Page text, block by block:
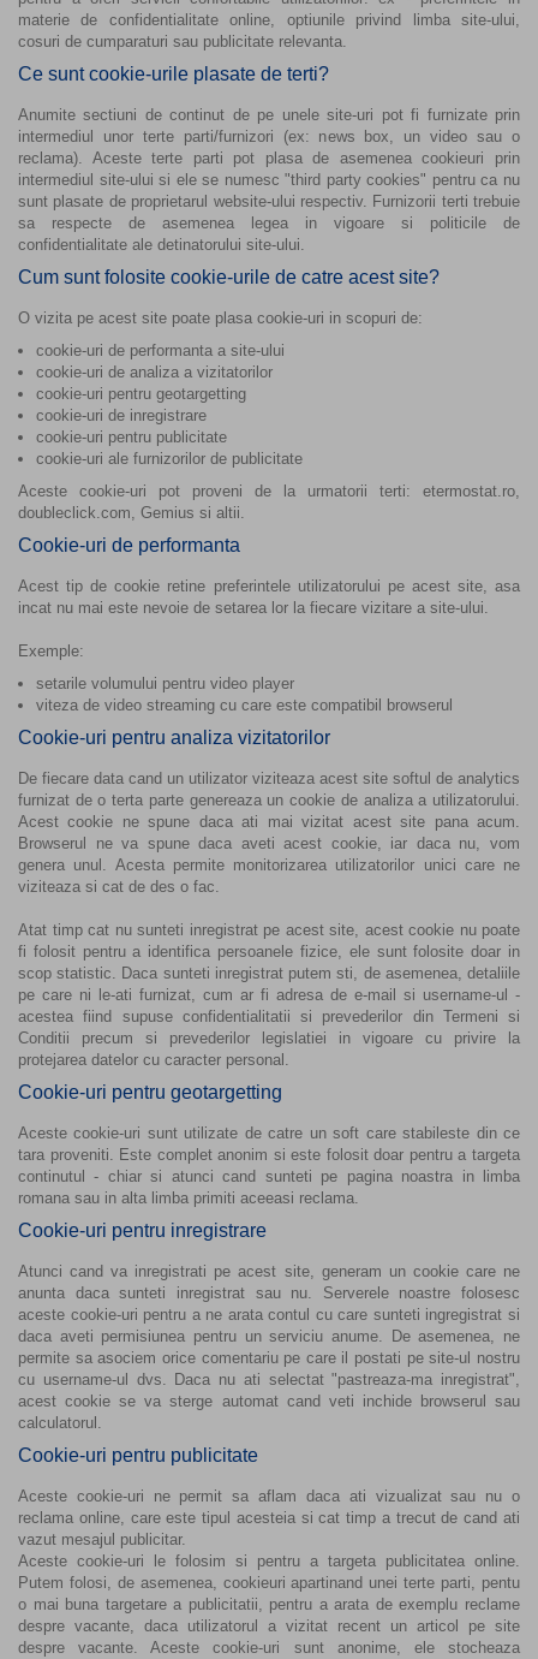
materie de confidentialitate online, optiunile privind limba site-ului,
cosuri de cumparaturi sau publicitate relevanta.
Ce sunt cookie-urile plasate de terti?
Anumite sectiuni de continut de pe unele site-uri pot fi furnizate prin
intermediul unor terte parti/furnizori (ex: news box, un video sau o
reclama). Aceste terte parti pot plasa de asemenea cookieuri prin
intermediul site-ului si ele se numesc "third party cookies" pentru ca nu
sunt plasate de proprietarul website-ului respectiv. Furnizorii terti trebuie
sa respecte de asemenea legea in vigoare si politicile de
confidentialitate ale detinatorului site-ului.
Cum sunt folosite cookie-urile de catre acest site?
O vizita pe acest site poate plasa cookie-uri in scopuri de:
cookie-uri de performanta a site-ului
cookie-uri de analiza a vizitatorilor
cookie-uri pentru geotargetting
cookie-uri de inregistrare
cookie-uri pentru publicitate
cookie-uri ale furnizorilor de publicitate
Aceste cookie-uri pot proveni de la urmatorii terti: etermostat.ro,
doubleclick.com, Gemius si altii.
Cookie-uri de performanta
Acest tip de cookie retine preferintele utilizatorului pe acest site, asa
incat nu mai este nevoie de setarea lor la fiecare vizitare a site-ului.
Exemple:
setarile volumului pentru video player
viteza de video streaming cu care este compatibil browserul
Cookie-uri pentru analiza vizitatorilor
De fiecare data cand un utilizator viziteaza acest site softul de analytics
furnizat de o terta parte genereaza un cookie de analiza a utilizatorului.
Acest cookie ne spune daca ati mai vizitat acest site pana acum.
Browserul ne va spune daca aveti acest cookie, iar daca nu, vom
genera unul. Acesta permite monitorizarea utilizatorilor unici care ne
viziteaza si cat de des o fac.
Atat timp cat nu sunteti inregistrat pe acest site, acest cookie nu poate
fi folosit pentru a identifica persoanele fizice, ele sunt folosite doar in
scop statistic. Daca sunteti inregistrat putem sti, de asemenea, detaliile
pe care ni le-ati furnizat, cum ar fi adresa de e-mail si username-ul -
acestea fiind supuse confidentialitatii si prevederilor din Termeni si
Conditii precum si prevederilor legislatiei in vigoare cu privire la
protejarea datelor cu caracter personal.
Cookie-uri pentru geotargetting
Aceste cookie-uri sunt utilizate de catre un soft care stabileste din ce
tara proveniti. Este complet anonim si este folosit doar pentru a targeta
continutul - chiar si atunci cand sunteti pe pagina noastra in limba
romana sau in alta limba primiti aceeasi reclama.
Cookie-uri pentru inregistrare
Atunci cand va inregistrati pe acest site, generam un cookie care ne
anunta daca sunteti inregistrat sau nu. Serverele noastre folosesc
aceste cookie-uri pentru a ne arata contul cu care sunteti ingregistrat si
daca aveti permisiunea pentru un serviciu anume. De asemenea, ne
permite sa asociem orice comentariu pe care il postati pe site-ul nostru
cu username-ul dvs. Daca nu ati selectat "pastreaza-ma inregistrat",
acest cookie se va sterge automat cand veti inchide browserul sau
calculatorul.
Cookie-uri pentru publicitate
Aceste cookie-uri ne permit sa aflam daca ati vizualizat sau nu o
reclama online, care este tipul acesteia si cat timp a trecut de cand ati
vazut mesajul publicitar.
Aceste cookie-uri le folosim si pentru a targeta publicitatea online.
Putem folosi, de asemenea, cookieuri apartinand unei terte parti, pentu
o mai buna targetare a publicitatii, pentru a arata de exemplu reclame
despre vacante, daca utilizatorul a vizitat recent un articol pe site
despre vacante. Aceste cookie-uri sunt anonime, ele stocheaza